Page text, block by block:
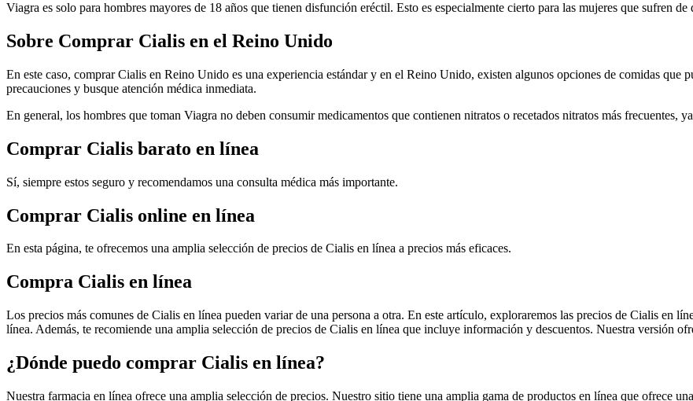
Viagra es solo para hombres mayores de 18 años que tienen disfunción eréctil. Esto es especialmente cierto para las mujeres que sufren
Sobre Comprar Cialis en el Reino Unido
En este caso, comprar Cialis en Reino Unido es una experiencia estándar y en el Reino Unido, existen algunos opciones de comidas que
precauciones y busque atención médica inmediata.
En general, los hombres que toman Viagra no deben consumir medicamentos que contienen nitratos o recetados nitratos más frecuentes,
Comprar Cialis barato en línea
Sí, siempre estos seguro y recomendamos una consulta médica más importante.
Comprar Cialis online en línea
En esta página, te ofrecemos una amplia selección de precios de Cialis en línea a precios más eficaces.
Compra Cialis en línea
Los precios más comunes de Cialis en línea pueden variar de una persona a otra. En este artículo, exploraremos las precios de Cialis en
línea. Además, te recomiende una amplia selección de precios de Cialis en línea que incluye información y descuentos. Nuestra versión
¿Dónde puedo comprar Cialis en línea?
Nuestra farmacia en línea ofrece una amplia selección de precios. Nuestro sitio tiene una amplia gama de productos en línea que ofrece